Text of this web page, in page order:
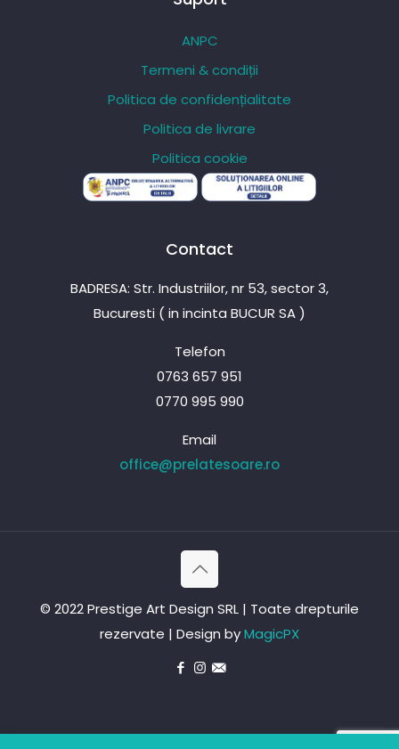
ANPC
Termeni & condiții
Politica de confidențialitate
Politica de livrare
Politica cookie
Contact
BADRESA: Str. Industriilor, nr 53, sector 3,
Bucuresti ( in incinta BUCUR SA )
Telefon
0763 657 951
0770 995 990
Email
office@prelatesoare.ro
© 2022 Prestige Art Design SRL | Toate drepturile
rezervate | Design byMagicPX